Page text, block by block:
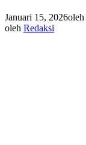
Januari 15, 2026oleh
oleh Redaksi